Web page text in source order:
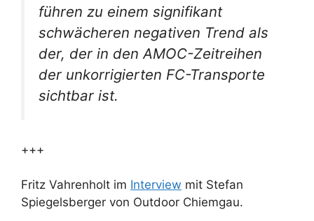
führen zu einem signifikant
schwächeren negativen Trend als
der, der in den AMOC-Zeitreihen
der unkorrigierten FC-Transporte
sichtbar ist.
+++
Fritz Vahrenholt im Interview mit Stefan
Spiegelsberger von Outdoor Chiemgau.